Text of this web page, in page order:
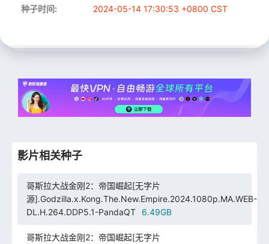
种子时间: 2024-05-14 17:30:53 +0800 CST
影片相关种子
哥斯拉大战金刚2：帝国崛起[无字片
源].Godzilla.x.Kong.The.New.Empire.2024.1080p.MA.WEB-
DL.H.264.DDP5.1-PandaQT
6.49GB
哥斯拉大战金刚2：帝国崛起[无字片